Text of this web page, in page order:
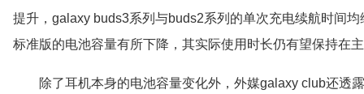
提升，galaxy buds3系列与buds2系列的单次充电续航时间
标准版的电池容量有所下降，其实际使用时长仍有望保持在
除了耳机本身的电池容量变化外，外媒galaxy club还透